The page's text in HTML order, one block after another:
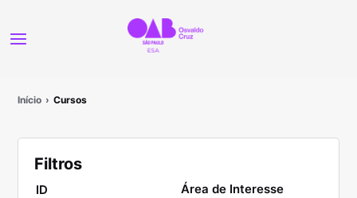
Início Cursos
Filtros
ID Área de Interesse